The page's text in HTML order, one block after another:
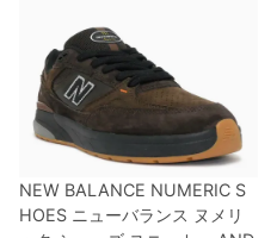
NEW BALANCE NUMERIC S
HOES ニューバランス ヌメリ